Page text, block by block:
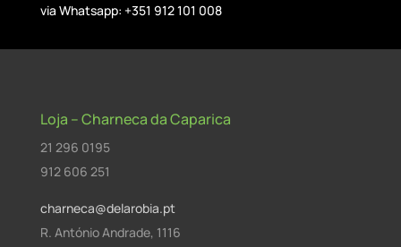
via Whatsapp: +351 912 101 008
Loja – Charneca da Caparica
21 296 0195
912 606 251
charneca@delarobia.pt
R. António Andrade, 1116